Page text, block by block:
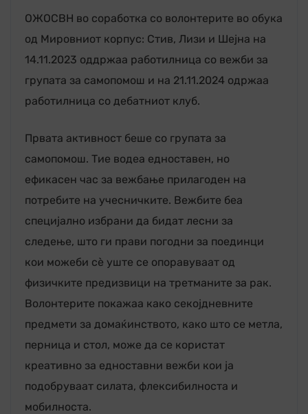
ОЖОСВН во соработка со волонтерите во обука
од Мировниот корпус: Стив, Лизи и Шејна на
14.11.2023 оддржаа работилница со вежби за
групата за самопомош и на 21.11.2024 одржаа
работилница со дебатниот клуб.
Првата активност беше со групата за
самопомош. Тие водеа едноставен, но
ефикасен час за вежбање прилагоден на
потребите на учесничките. Вежбите беа
специјално избрани да бидат лесни за
следење, што ги прави погодни за поединци
кои можеби сè уште се опоравуваат од
физичките предизвици на третманите за рак.
Волонтерите покажаа како секојдневните
предмети за домаќинството, како што се метла,
перница и стол, може да се користат
креативно за едноставни вежби кои ја
подобруваат силата, флексибилноста и
мобилноста.